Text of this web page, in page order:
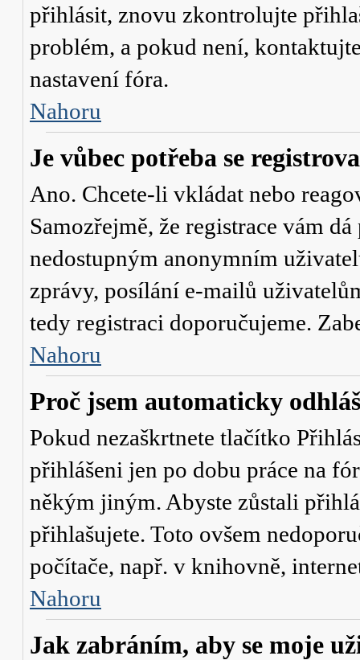
přihlásit, znovu zkontrolujte
problém, a pokud není,
nastavení fóra.
Nahoru
Je vůbec potřeba se
Ano. Chcete-li vkládat nebo
Samozřejmě, že registrace vám
nedostupným anonymním
zprávy, posílání e-mailů
tedy registraci doporučujeme.
Nahoru
Proč jsem automaticky
Pokud nezaškrtnete tlačítko
přihlášeni jen po dobu práce na
někým jiným. Abyste zůstali
přihlašujete. Toto ovšem
počítače, např. v knihovně,
Nahoru
Jak zabráním, aby se moje